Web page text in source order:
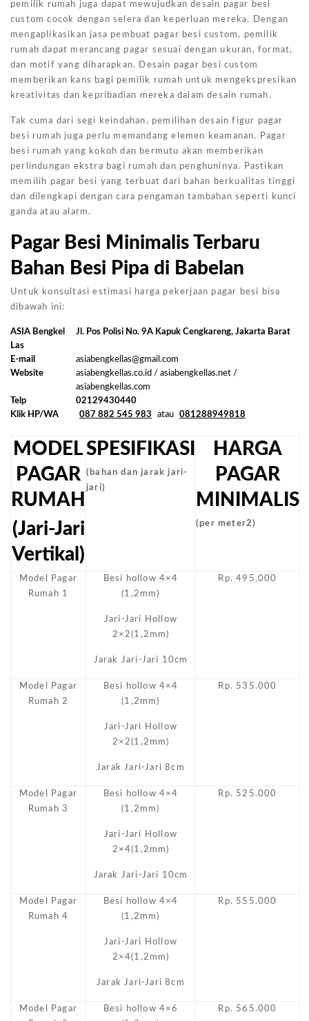
pemilik rumah juga dapat mewujudkan desain pagar besi
custom cocok dengan selera dan keperluan mereka. Dengan
mengaplikasikan jasa pembuat pagar besi custom, pemilik
rumah dapat merancang pagar sesuai dengan ukuran, format,
dan motif yang diharapkan. Desain pagar besi custom
memberikan kans bagi pemilik rumah untuk mengekspresikan
kreativitas dan kepribadian mereka dalam desain rumah.
Tak cuma dari segi keindahan, pemilihan desain figur pagar
besi rumah juga perlu memandang elemen keamanan. Pagar
besi rumah yang kokoh dan bermutu akan memberikan
perlindungan ekstra bagi rumah dan penghuninya. Pastikan
memilih pagar besi yang terbuat dari bahan berkualitas tinggi
dan dilengkapi dengan cara pengaman tambahan seperti kunci
ganda atau alarm.
Pagar Besi Minimalis Terbaru
Bahan Besi Pipa di Babelan
Untuk konsultasi estimasi harga pekerjaan pagar besi bisa
dibawah ini:
ASIA Bengkel
Las
Jl. Pos Polisi No. 9A Kapuk Cengkareng, Jakarta Barat
E-mail
asiabengkellas@gmail.com
Website
asiabengkellas.co.id / asiabengkellas.net /
asiabengkellas.com
Telp
02129430440
Klik HP/WA
087 882 545 983 atau 081288949818
MODEL
PAGAR
RUMAH
(Jari-Jari
Vertikal)
SPESIFIKASI
(bahan dan jarak jari-
jari)
HARGA
PAGAR
MINIMALIS
(per meter2)
Model Pagar
Rumah 1
Besi hollow 4×4
(1,2mm)
Jari-Jari Hollow
2×2(1,2mm)
Jarak Jari-Jari 10cm
Rp. 495.000
Model Pagar
Rumah 2
Besi hollow 4×4
(1,2mm)
Jari-Jari Hollow
2×2(1,2mm)
Jarak Jari-Jari 8cm
Rp. 535.000
Model Pagar
Rumah 3
Besi hollow 4×4
(1,2mm)
Jari-Jari Hollow
2×4(1,2mm)
Jarak Jari-Jari 10cm
Rp. 525.000
Model Pagar
Rumah 4
Besi hollow 4×4
(1,2mm)
Jari-Jari Hollow
2×4(1,2mm)
Jarak Jari-Jari 8cm
Rp. 555.000
Model Pagar
Besi hollow 4×6
Rp. 565.000